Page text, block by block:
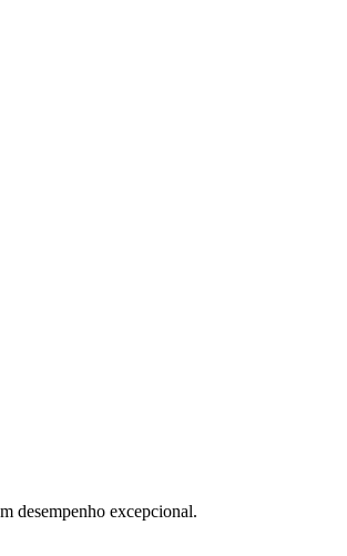
desempenho excepcional.